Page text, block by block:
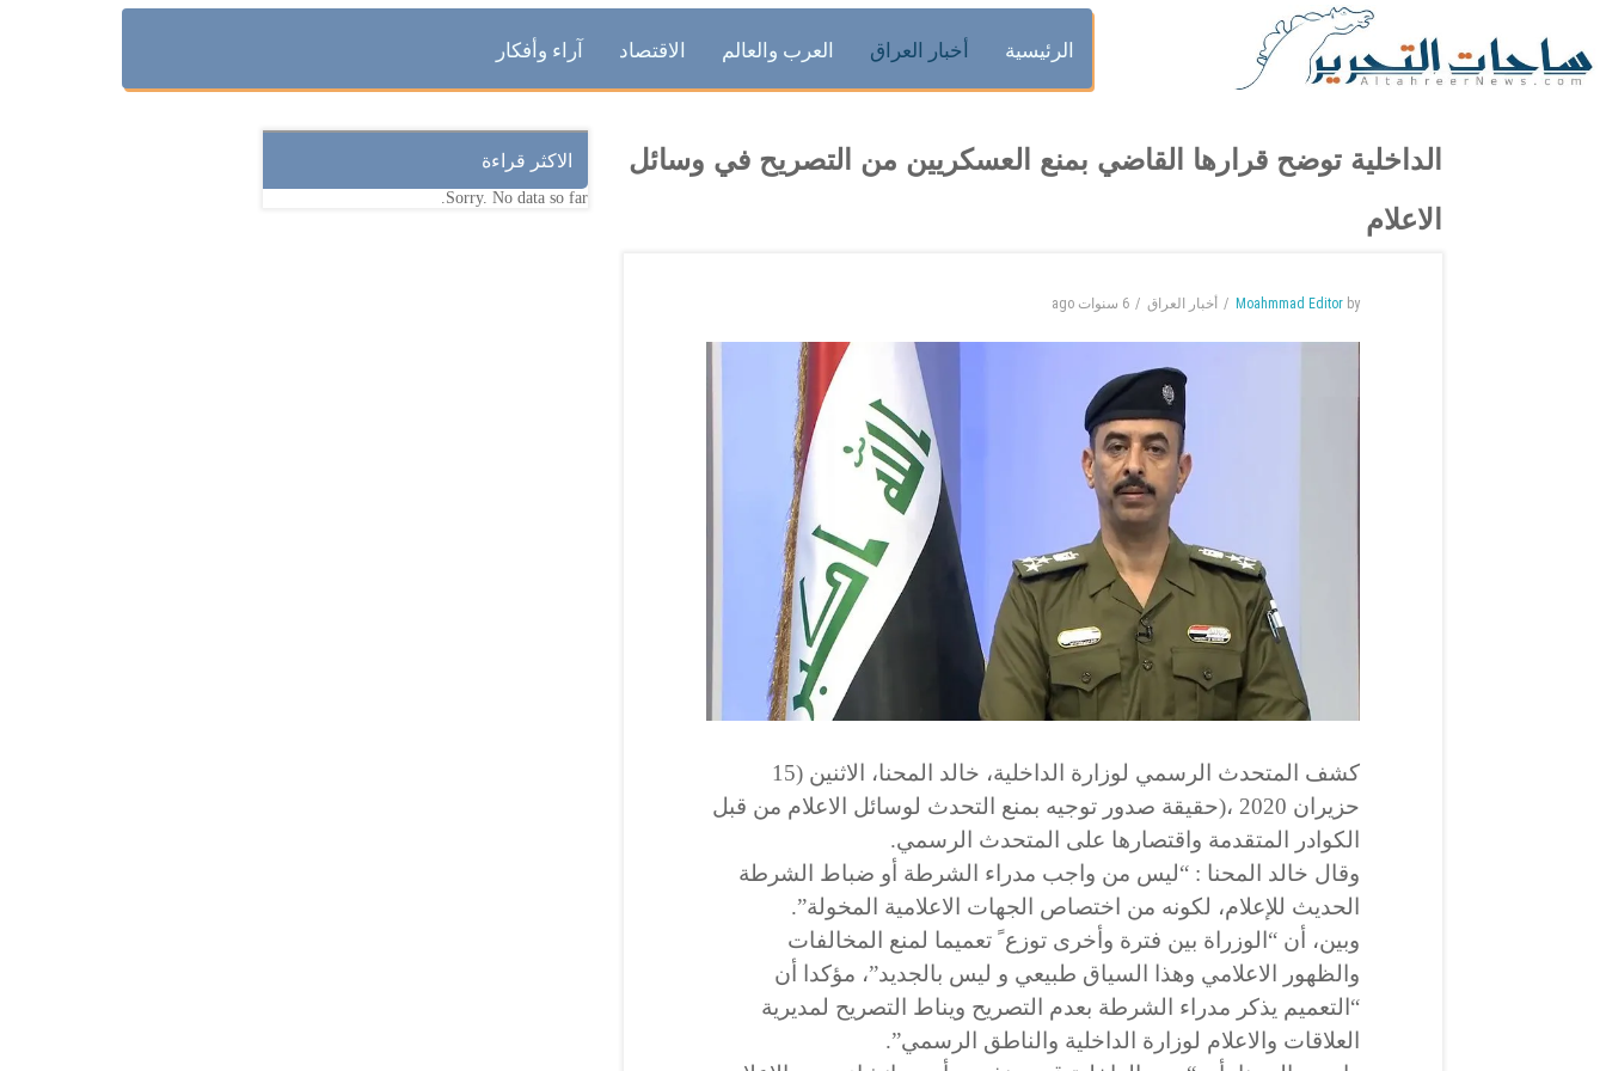
الرئيسية أخبار العراق العرب والعالم الاقتصاد آراء وأفكار
الداخلية توضح قرارها القاضي بمنع العسكريين من التصريح في وسائل
الاعلام
by
Moahmmad Editor أخبار العراق 6 سنوات ago
كشف المتحدث الرسمي لوزارة الداخلية، خالد المحنا، الاثنين (15
حزيران 2020 ،(حقيقة صدور توجيه بمنع التحدث لوسائل الاعلام من قبل
الكوادر المتقدمة واقتصارها على المتحدث الرسمي.
وقال خالد المحنا : “ليس من واجب مدراء الشرطة أو ضباط الشرطة
الحديث للإعلام، لكونه من اختصاص الجهات الاعلامية المخولة”.
وبين، أن “الوزراة بين فترة وأخرى توزع ً تعميما لمنع المخالفات
والظهور الاعلامي وهذا السياق طبيعي و ليس بالجديد”، مؤكدا أن
“التعميم يذكر مدراء الشرطة بعدم التصريح ويناط التصريح لمديرية
العلاقات والاعلام لوزارة الداخلية والناطق الرسمي”.
الاكثر قراءة
Sorry. No data so far.